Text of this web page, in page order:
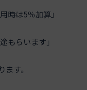
時は5％加算」
もらいます」
す。